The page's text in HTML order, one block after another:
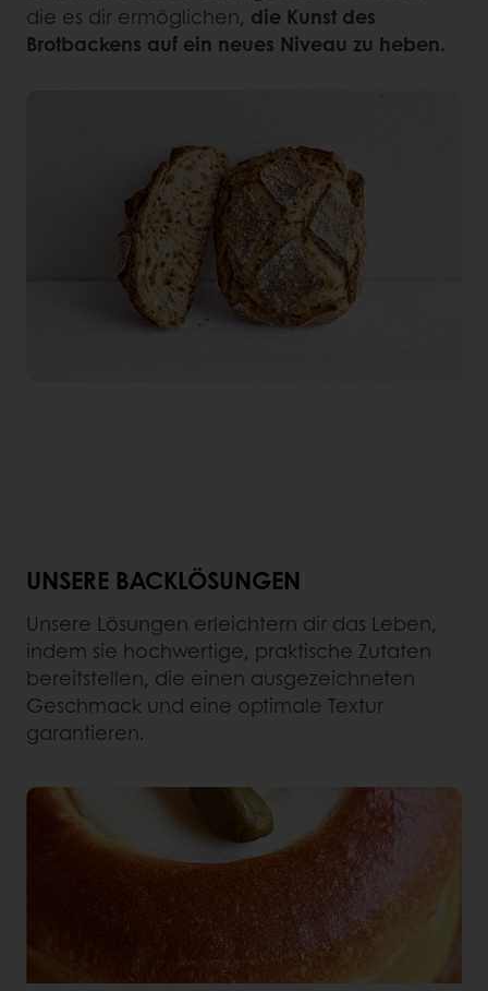
die es dir ermöglichen, die Kunst des
Brotbackens auf ein neues Niveau zu heben.
UNSERE BACKLÖSUNGEN
Unsere Lösungen erleichtern dir das Leben,
indem sie hochwertige, praktische Zutaten
bereitstellen, die einen ausgezeichneten
Geschmack und eine optimale Textur
garantieren.